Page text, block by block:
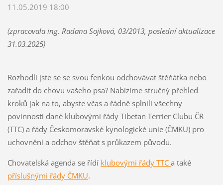
11.05.2019 18:00
(zpracovala ing. Radana Sojková, 03/2013, poslední aktualizace
31.03.2025)
Rozhodli jste se se svou fenkou odchovávat štěňátka nebo
zařadit do chovu vašeho psa? Nabízíme stručný přehled
kroků jak na to, abyste včas a řádně splnili všechny
povinnosti dané klubovými řády Tibetan Terrier Clubu ČR
(TTC) a řády Českomoravské kynologické unie (ČMKU) pro
uchovnění a odchov štěňat s průkazem původu.
Chovatelská agenda se řídí klubovými řády TTC a také
příslušnými řády ČMKU.